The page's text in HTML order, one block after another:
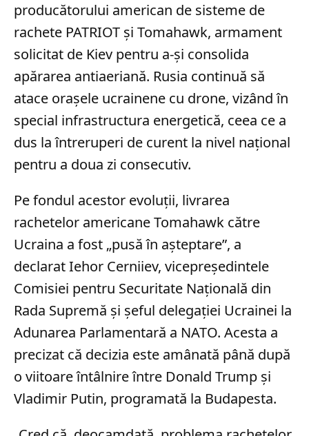
producătorului american de sisteme de
rachete PATRIOT și Tomahawk, armament
solicitat de Kiev pentru a-și consolida
apărarea antiaeriană. Rusia continuă să
atace orașele ucrainene cu drone, vizând în
special infrastructura energetică, ceea ce a
dus la întreruperi de curent la nivel național
pentru a doua zi consecutiv.
Pe fondul acestor evoluții, livrarea
rachetelor americane Tomahawk către
Ucraina a fost „pusă în așteptare”, a
declarat Iehor Cerniiev, vicepreședintele
Comisiei pentru Securitate Națională din
Rada Supremă și șeful delegației Ucrainei la
Adunarea Parlamentară a NATO. Acesta a
precizat că decizia este amânată până după
o viitoare întâlnire între Donald Trump și
Vladimir Putin, programată la Budapesta.